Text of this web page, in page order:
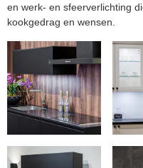
en werk- en sfeerverlichting
kookgedrag en wensen.